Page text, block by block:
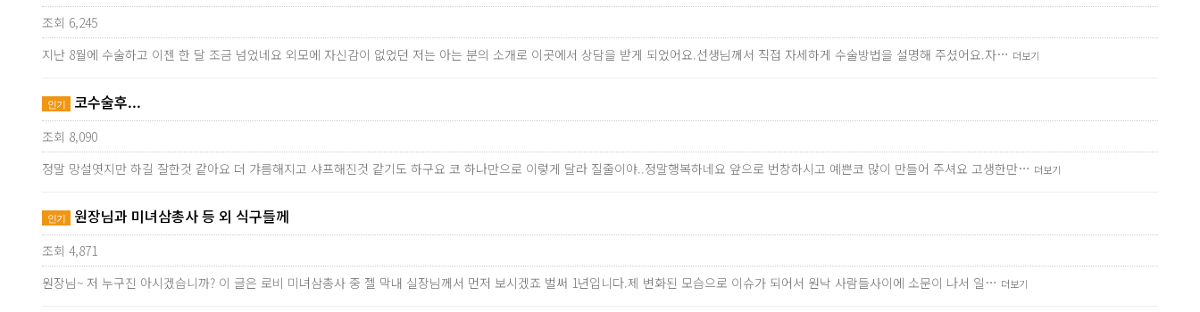
조회 6,245
지난 8월에 수술하고 이젠 한 달 조금 넘었네요 외모에 자신감이 없었던 저는 아는 분의 소개로 이곳에서 상담을 받게 되었어요.선생님께서 직접 자세하게 수술방법을 설명해 주셨어요.자… 더보기
인기 코수술후...
조회 8,090
정말 망설엿지만 하길 잘한것 같아요 더 갸름해지고 샤프해진것 같기도 하구요 코 하나만으로 이렇게 달라 질줄이야..정말행복하네요 앞으로 번창하시고 예쁜코 많이 만들어 주셔요 고생한만… 더보기
인기 원장님과 미녀삼총사 등 외 식구들께
조회 4,871
원장님~ 저 누구진 아시겠습니까? 이 글은 로비 미녀삼총사 중 젤 막내 실장님께서 먼저 보시겠죠 벌써 1년입니다.제 변화된 모습으로 이슈가 되어서 원낙 사람들사이에 소문이 나서 일… 더보기